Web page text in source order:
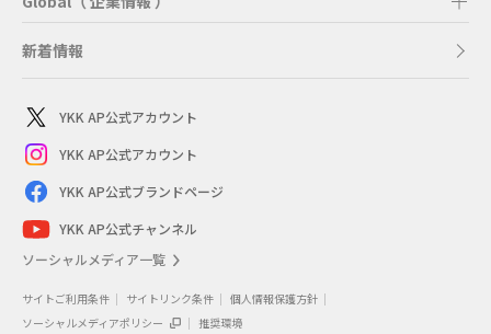
新着情報
YKK AP公式アカウント
YKK AP公式アカウント
YKK AP公式ブランドページ
YKK AP公式チャンネル
ソーシャルメディア一覧
サイトご利用条件 サイトリンク条件
個人情報保護方針
ソーシャルメディアポリシー
推奨環境